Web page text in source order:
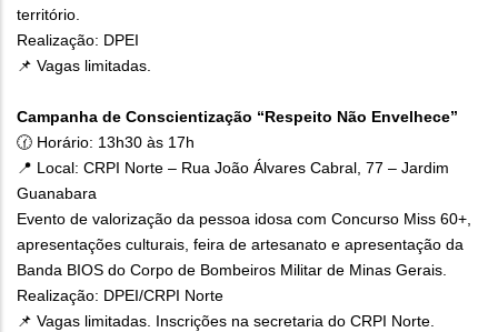
território.
Realização: DPEI
📌 Vagas limitadas.
Campanha de Conscientização “Respeito Não Envelhece”
🕜 Horário: 13h30 às 17h
📍 Local: CRPI Norte – Rua João Álvares Cabral, 77 – Jardim
Guanabara
Evento de valorização da pessoa idosa com Concurso Miss 60+,
apresentações culturais, feira de artesanato e apresentação da
Banda BIOS do Corpo de Bombeiros Militar de Minas Gerais.
Realização: DPEI/CRPI Norte
📌 Vagas limitadas. Inscrições na secretaria do CRPI Norte.